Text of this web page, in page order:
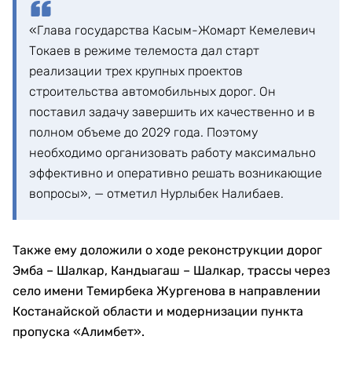
реализации трех крупных проектов
строительства автомобильных дорог. Он
поставил задачу завершить их качественно и в
полном объеме до 2029 года. Поэтому
необходимо организовать работу максимально